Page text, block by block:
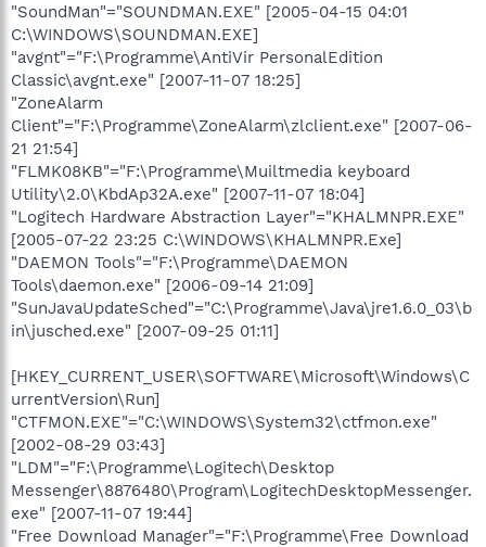
"SoundMan"="SOUNDMAN.EXE" [2005-04-15 04:01
C:\WINDOWS\SOUNDMAN.EXE]
"avgnt"="F:\Programme\AntiVir PersonalEdition
Classic\avgnt.exe" [2007-11-07 18:25]
"ZoneAlarm
Client"="F:\Programme\ZoneAlarm\zlclient.exe" [2007-06-
21 21:54]
"FLMK08KB"="F:\Programme\Muiltmedia keyboard
Utility\2.0\KbdAp32A.exe" [2007-11-07 18:04]
"Logitech Hardware Abstraction Layer"="KHALMNPR.EXE"
[2005-07-22 23:25 C:\WINDOWS\KHALMNPR.Exe]
"DAEMON Tools"="F:\Programme\DAEMON
Tools\daemon.exe" [2006-09-14 21:09]
"SunJavaUpdateSched"="C:\Programme\Java\jre1.6.0_03\b
in\jusched.exe" [2007-09-25 01:11]
[HKEY_CURRENT_USER\SOFTWARE\Microsoft\Windows\C
urrentVersion\Run]
"CTFMON.EXE"="C:\WINDOWS\System32\ctfmon.exe"
[2002-08-29 03:43]
"LDM"="F:\Programme\Logitech\Desktop
Messenger\8876480\Program\LogitechDesktopMessenger.
exe" [2007-11-07 19:44]
"Free Download Manager"="F:\Programme\Free Download